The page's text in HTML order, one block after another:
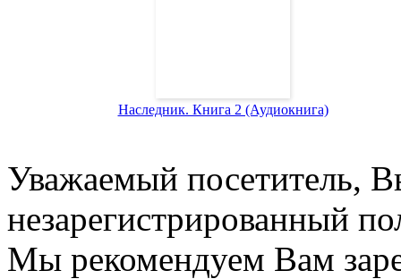
Наследник. Книга 2 (Аудиокнига)
Уважаемый посетитель,
незарегистрированный
Мы рекомендуем Вам